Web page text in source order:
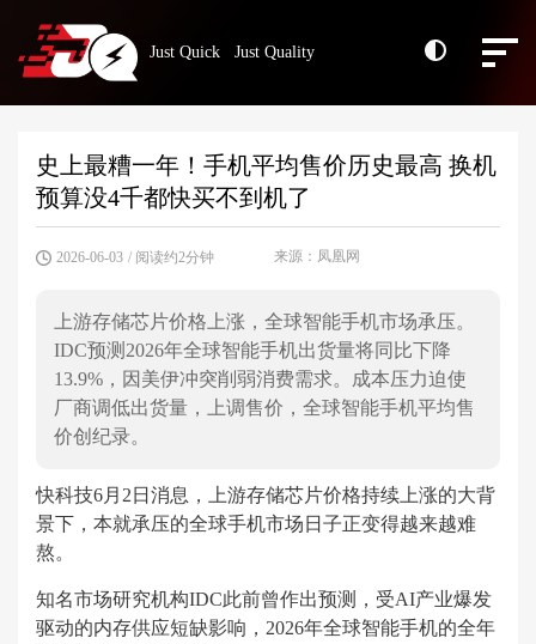
Just Quick Just Quality
史上最糟一年！手机平均售价历史最高 换机
预算没4千都快买不到机了
2026-06-03 / 阅读约2分钟 来源：凤凰网
上游存储芯片价格上涨，全球智能手机市场承压。
IDC预测2026年全球智能手机出货量将同比下降
13.9%，因美伊冲突削弱消费需求。成本压力迫使
厂商调低出货量，上调售价，全球智能手机平均售
价创纪录。
快科技6月2日消息，上游存储芯片价格持续上涨的大背
景下，本就承压的全球手机市场日子正变得越来越难
熬。
知名市场研究机构IDC此前曾作出预测，受AI产业爆发
驱动的内存供应短缺影响，2026年全球智能手机的全年